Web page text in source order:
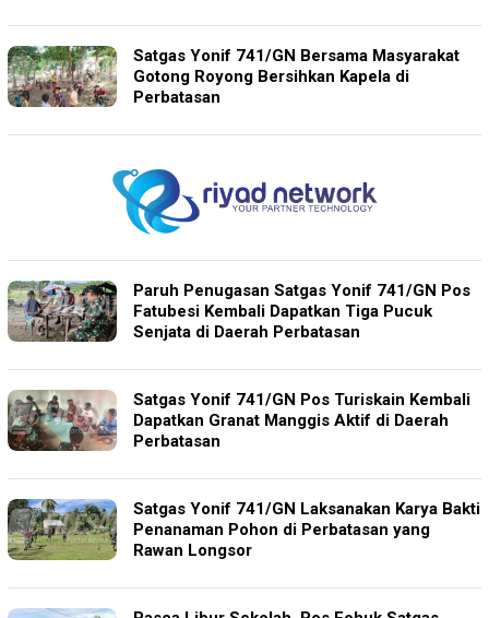
Satgas Yonif 741/GN Bersama Masyarakat
Gotong Royong Bersihkan Kapela di
Perbatasan
Paruh Penugasan Satgas Yonif 741/GN Pos
Fatubesi Kembali Dapatkan Tiga Pucuk
Senjata di Daerah Perbatasan
Satgas Yonif 741/GN Pos Turiskain Kembali
Dapatkan Granat Manggis Aktif di Daerah
Perbatasan
Satgas Yonif 741/GN Laksanakan Karya Bakti
Penanaman Pohon di Perbatasan yang
Rawan Longsor